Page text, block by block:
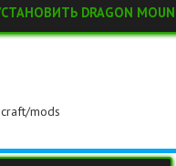
DRAGON
mods